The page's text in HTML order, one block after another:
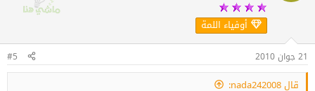
أوفياء اللمة
21 جوان 2010 #5
قال nada242008: